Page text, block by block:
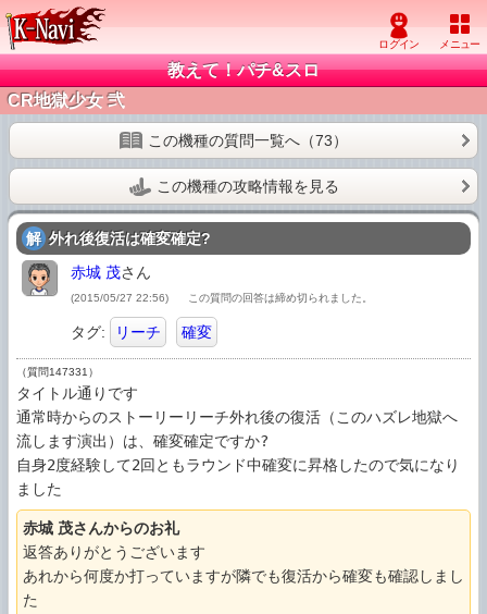
教えて！パチ&スロ
CR地獄少女 弐
この機種の質問一覧へ（73）
この機種の攻略情報を見る
解 外れ後復活は確変確定?
赤城 茂さん
(2015/05/27 22:56) この質問の回答は締め切られました。
タグ: リーチ 確変
（質問147331）
タイトル通りです
通常時からのストーリーリーチ外れ後の復活（このハズレ地獄へ
流します演出）は、確変確定ですか?
自身2度経験して2回ともラウンド中確変に昇格したので気になり
ました
赤城 茂さんからのお礼
返答ありがとうございます
あれから何度か打っていますが隣でも復活から確変も確認しまし
た